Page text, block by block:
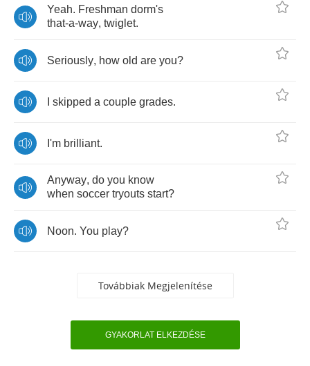
Yeah. Freshman dorm's
that-a-way, twiglet.
Seriously, how old are you?
skipped a couple grades.
I'm brilliant.
Anyway, do you know
when soccer tryouts start?
Noon. You play?
Továbbiak Megjelenítése
GYAKORLAT ELKEZDÉSE